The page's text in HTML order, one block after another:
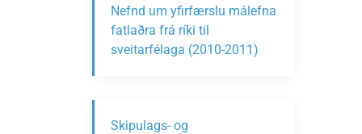
Nefnd um yfirfærslu málefna
fatlaðra frá ríki til
sveitarfélaga (2010-2011)
Skipulags- og